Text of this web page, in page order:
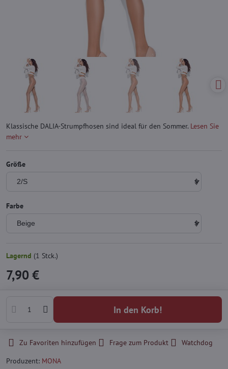
Klassische DALIA-Strumpfhosen sind ideal für den Sommer. Lesen Sie
mehr
Größe
Farbe
Lagernd (1 Stck.)
7,90 €
In den Korb!
Zu Favoriten hinzufügen Frage zum Produkt
Watchdog
Produzent: MONA